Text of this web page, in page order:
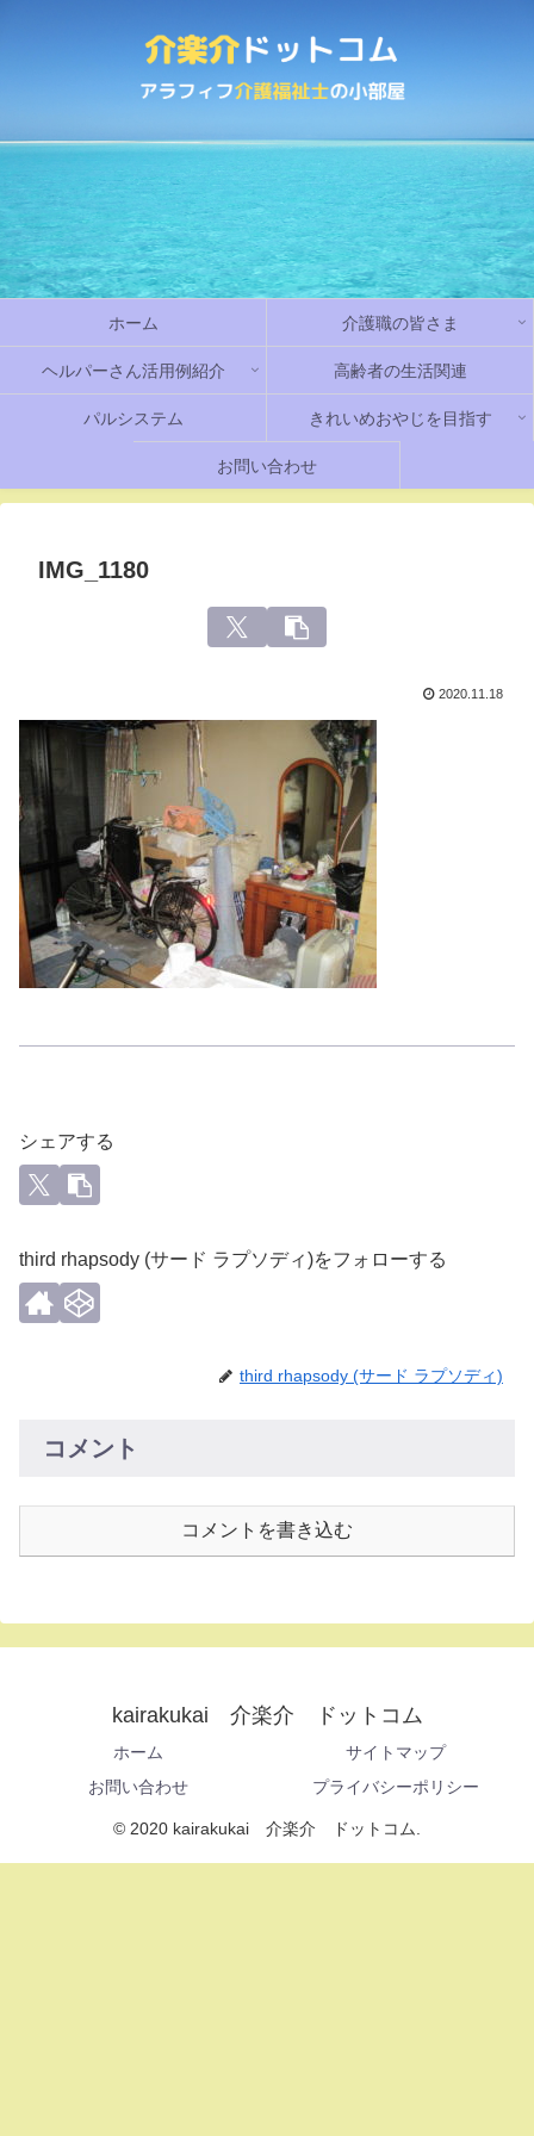
ホーム 介護職の皆さま
ヘルパーさん活用例紹介 高齢者の生活関連
パルシステム きれいめおやじを目指す
お問い合わせ
IMG_1180
2020.11.18
シェアする
third rhapsody (サード ラプソディ)をフォローする
third rhapsody (サード ラプソディ)
コメント
コメントを書き込む
kairakukai 介楽介 ドットコム
ホーム
サイトマップ
お問い合わせ
プライバシーポリシー
© 2020 kairakukai 介楽介 ドットコム.